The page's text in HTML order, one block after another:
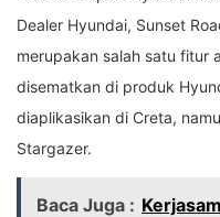
Dealer Hyundai, Sunset
merupakan salah satu fitur
disematkan di produk
diaplikasikan di Creta,
Stargazer.
Baca Juga :